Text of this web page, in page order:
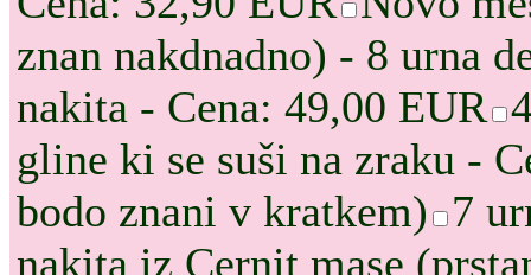
znan nakdnadno) - 8 urna
nakita - Cena: 49,00 EUR
gline ki se suši na zraku -
bodo znani v kratkem) 7
nakita iz Cernit mase